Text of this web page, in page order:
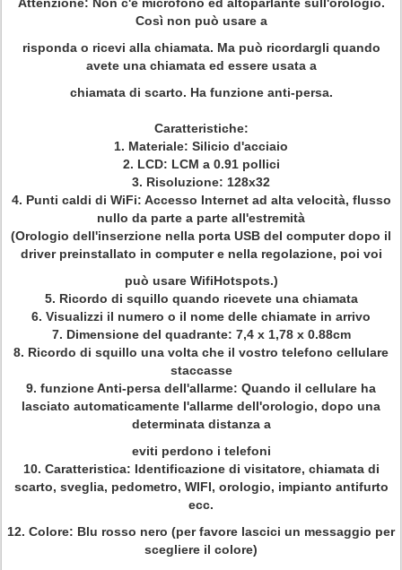
Così non può usare a
risponda o ricevi alla chiamata. Ma può ricordargli quando
avete una chiamata ed essere usata a
chiamata di scarto. Ha funzione anti-persa.
Caratteristiche:
1. Materiale: Silicio d'acciaio
2. LCD: LCM a 0.91 pollici
3. Risoluzione: 128x32
4. Punti caldi di WiFi: Accesso Internet ad alta velocità, flusso
nullo da parte a parte all'estremità
(Orologio dell'inserzione nella porta USB del computer dopo il
driver preinstallato in computer e nella regolazione, poi voi
può usare WifiHotspots.)
5. Ricordo di squillo quando ricevete una chiamata
6. Visualizzi il numero o il nome delle chiamate in arrivo
7. Dimensione del quadrante: 7,4 x 1,78 x 0.88cm
8. Ricordo di squillo una volta che il vostro telefono cellulare
staccasse
9. funzione Anti-persa dell'allarme: Quando il cellulare ha
lasciato automaticamente l'allarme dell'orologio, dopo una
determinata distanza a
eviti perdono i telefoni
10. Caratteristica: Identificazione di visitatore, chiamata di
scarto, sveglia, pedometro, WIFI, orologio, impianto antifurto
ecc.
12. Colore: Blu rosso nero (per favore lascici un messaggio per
scegliere il colore)